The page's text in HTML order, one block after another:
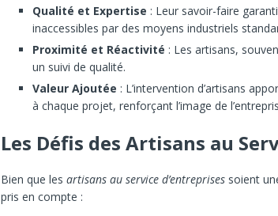
Qualité et Expertise : Leur savoir-faire
inaccessibles par des moyens industriels
Proximité et Réactivité : Les artisans,
un suivi de qualité.
Valeur Ajoutée : L’intervention d’artisans
à chaque projet, renforçant l’image de
Les Défis des Artisans au
Bien que les artisans au service d’entreprises soient
pris en compte :